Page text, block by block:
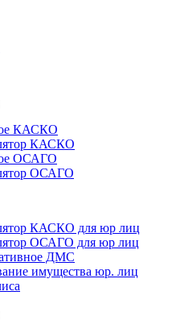
КАСКО
КАСКО
ОСАГО
ОСАГО
КАСКО для юр лиц
ОСАГО для юр лиц
ДМС
имущества юр. лиц